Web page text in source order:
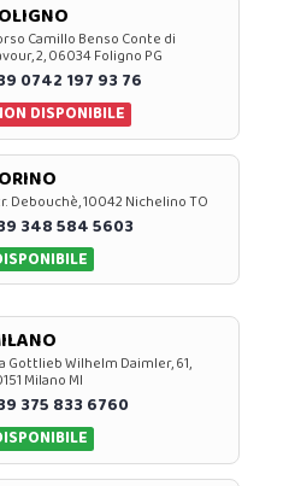
Camillo Benso Conte di
2, 06034 Foligno PG
0742 197 93 76
DISPONIBILE
Debouchè, 10042 Nichelino TO
348 584 5603
Gottlieb Wilhelm Daimler, 61,
Milano MI
375 833 6760